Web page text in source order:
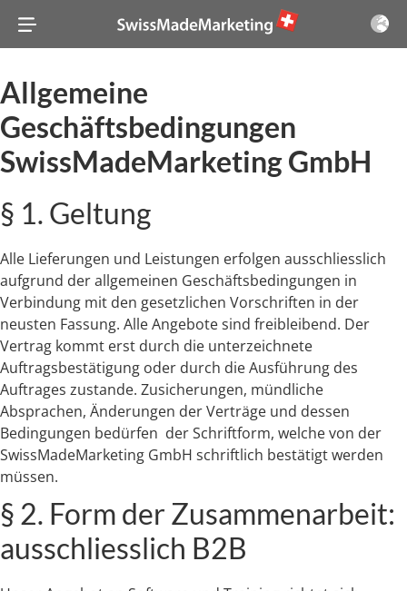
Allgemeine
Geschäftsbedingungen
SwissMadeMarketing GmbH
§ 1. Geltung
Alle Lieferungen und Leistungen erfolgen ausschliesslich
aufgrund der allgemeinen Geschäftsbedingungen in
Verbindung mit den gesetzlichen Vorschriften in der
neusten Fassung. Alle Angebote sind freibleibend. Der
Vertrag kommt erst durch die unterzeichnete
Auftragsbestätigung oder durch die Ausführung des
Auftrages zustande. Zusicherungen, mündliche
Absprachen, Änderungen der Verträge und dessen
Bedingungen bedürfen der Schriftform, welche von der
SwissMadeMarketing GmbH schriftlich bestätigt werden
müssen.
§ 2. Form der Zusammenarbeit:
ausschliesslich B2B